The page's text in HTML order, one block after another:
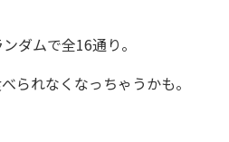
ダムで全16通り。
られなくなっちゃうかも。